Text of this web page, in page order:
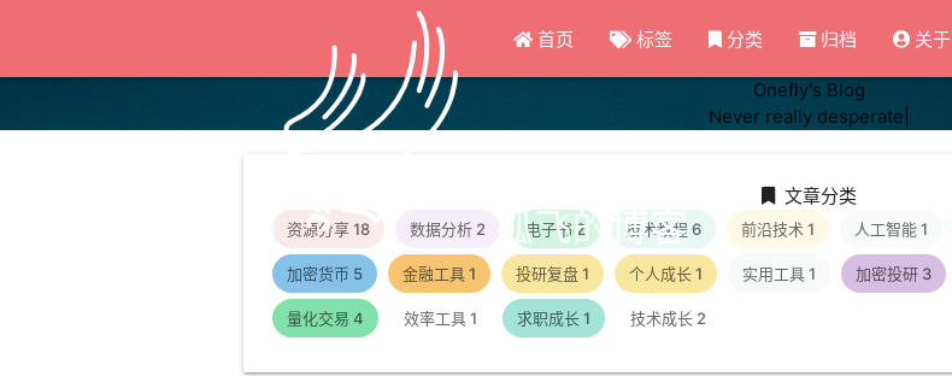
孤飞的博客
首页 标签 分类 归档 关于
Onefly's Blog
Never really desperate,
文章分类
资源分享18 数据分析 2 电子书 2 技术教程6 前沿技术 1 人工智能1
加密货币 5 金融工具1 投研复盘1 个人成长1 实用工具1 加密投研 3
量化交易 4 效率工具1 求职成长1 技术成长 2